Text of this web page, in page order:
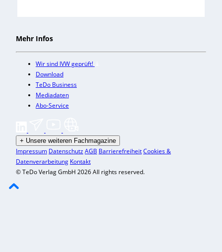
Mehr Infos
Wir sind IVW geprüft!
Download
TeDo Business
Mediadaten
Abo-Service
+ Unsere weiteren Fachmagazine
Impressum DatenschutzAGB BarrierefreiheitCookies &
Datenverarbeitung Kontakt
© TeDo Verlag GmbH 2026 All rights reserved.